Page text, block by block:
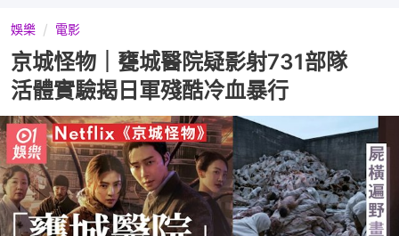
娛樂 電影
京城怪物｜甕城醫院疑影射731部隊
活體實驗揭日軍殘酷冷血暴行